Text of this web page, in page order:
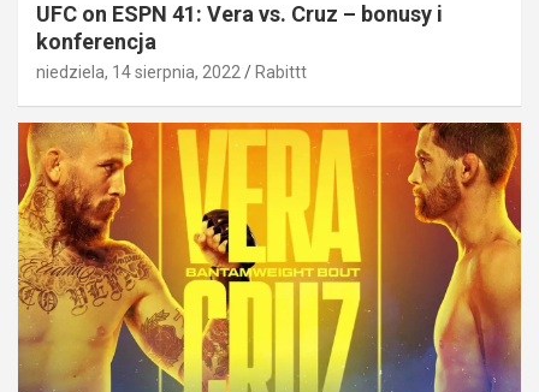
UFC on ESPN 41: Vera vs. Cruz – bonusy i
konferencja
niedziela, 14 sierpnia, 2022 Rabittt